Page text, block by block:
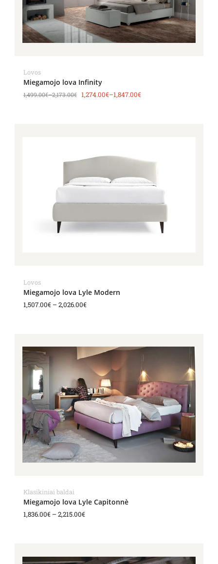
Lovos
Miegamojo lova Infinity
1,499.00€–2,173.00€ 1,274.00€–1,847.00€
Lovos
Miegamojo lova Lyle Modern
1,507.00€ –2,026.00€
2,026.00€
Klasikiniai baldai
Miegamojo lova Lyle Capitonnè
1,836.00€ –2,215.00€
range:
1,836.00€
through
2,215.00€
range: